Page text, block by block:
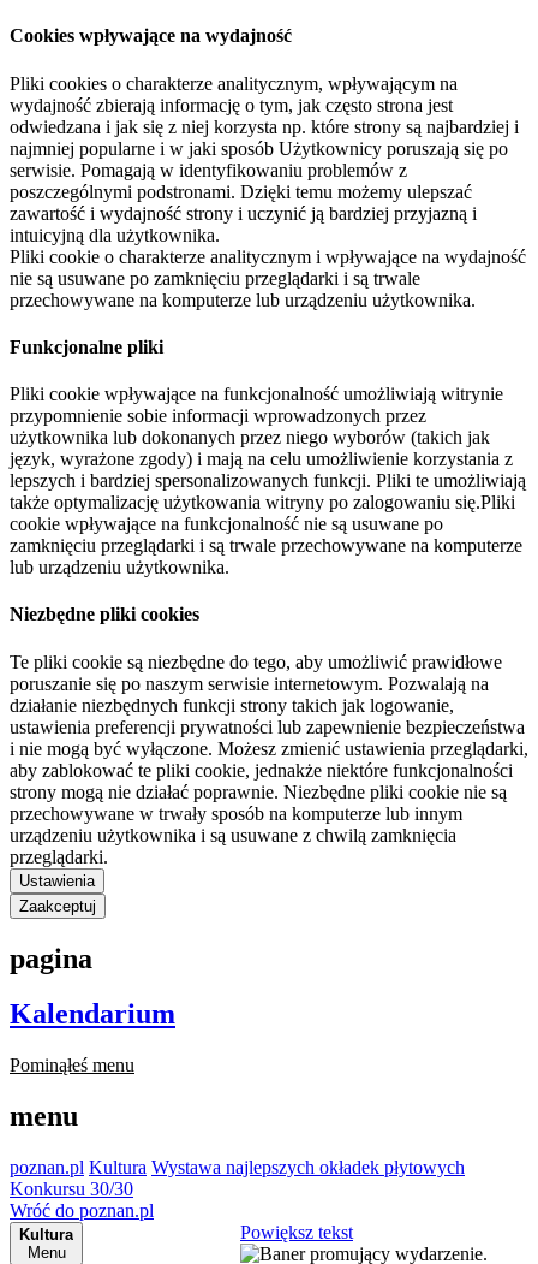
Cookies wpływające na wydajność
Pliki cookies o charakterze analitycznym, wpływającym na
wydajność zbierają informację o tym, jak często strona jest
odwiedzana i jak się z niej korzysta np. które strony są najbardziej i
najmniej popularne i w jaki sposób Użytkownicy poruszają się po
serwisie. Pomagają w identyfikowaniu problemów z
poszczególnymi podstronami. Dzięki temu możemy ulepszać
zawartość i wydajność strony i uczynić ją bardziej przyjazną i
intuicyjną dla użytkownika.
Pliki cookie o charakterze analitycznym i wpływające na wydajność
nie są usuwane po zamknięciu przeglądarki i są trwale
przechowywane na komputerze lub urządzeniu użytkownika.
Funkcjonalne pliki
Pliki cookie wpływające na funkcjonalność umożliwiają witrynie
przypomnienie sobie informacji wprowadzonych przez
użytkownika lub dokonanych przez niego wyborów (takich jak
język, wyrażone zgody) i mają na celu umożliwienie korzystania z
lepszych i bardziej spersonalizowanych funkcji. Pliki te umożliwiają
także optymalizację użytkowania witryny po zalogowaniu się.Pliki
cookie wpływające na funkcjonalność nie są usuwane po
zamknięciu przeglądarki i są trwale przechowywane na komputerze
lub urządzeniu użytkownika.
Niezbędne pliki cookies
Te pliki cookie są niezbędne do tego, aby umożliwić prawidłowe
poruszanie się po naszym serwisie internetowym. Pozwalają na
działanie niezbędnych funkcji strony takich jak logowanie,
ustawienia preferencji prywatności lub zapewnienie bezpieczeństwa
i nie mogą być wyłączone. Możesz zmienić ustawienia przeglądarki,
aby zablokować te pliki cookie, jednakże niektóre funkcjonalności
strony mogą nie działać poprawnie. Niezbędne pliki cookie nie są
przechowywane w trwały sposób na komputerze lub innym
urządzeniu użytkownika i są usuwane z chwilą zamknięcia
przeglądarki.
Ustawienia
Zaakceptuj
pagina
Kalendarium
Pominąłeś menu
menu
poznan.pl Kultura Wystawa najlepszych okładek płytowych
Konkursu 30/30
Wróć do poznan.pl
Kultura
Menu
Powiększ tekst